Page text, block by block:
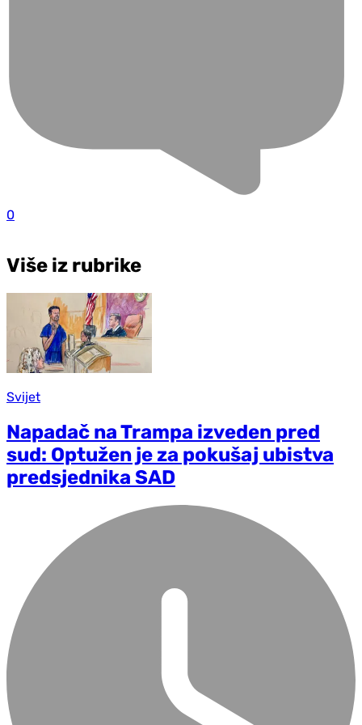
0
Više iz rubrike
Svijet
Napadač na Trampa izveden pred
sud: Optužen je za pokušaj ubistva
predsjednika SAD